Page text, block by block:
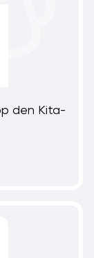
den Kita-